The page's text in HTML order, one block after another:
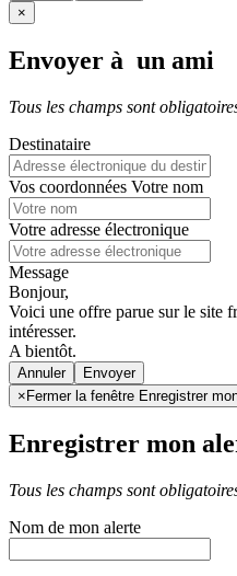
×
Envoyer à un ami
Tous les champs sont
Destinataire
Vos coordonnées Votre nom
Votre adresse électronique
Message
Bonjour,
Voici une offre parue sur le site
intéresser.
A bientôt.
Annuler
× Fermer la fenêtre Enregistrer
Enregistrer mon
Tous les champs sont
Nom de mon alerte